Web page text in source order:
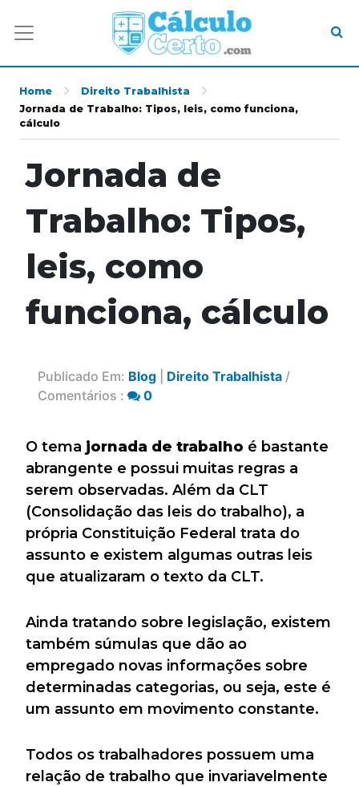
Home
Direito Trabalhista
Jornada de Trabalho: Tipos, leis, como funciona,
cálculo
Jornada de
Trabalho: Tipos,
leis, como
funciona, cálculo
Publicado Em: Blog Direito Trabalhista /
Comentários :
0
O tema jornada de trabalho é bastante
abrangente e possui muitas regras a
serem observadas. Além da CLT
(Consolidação das leis do trabalho), a
própria Constituição Federal trata do
assunto e existem algumas outras leis
que atualizaram o texto da CLT.
Ainda tratando sobre legislação, existem
também súmulas que dão ao
empregado novas informações sobre
determinadas categorias, ou seja, este é
um assunto em movimento constante.
Todos os trabalhadores possuem uma
relação de trabalho que invariavelmente